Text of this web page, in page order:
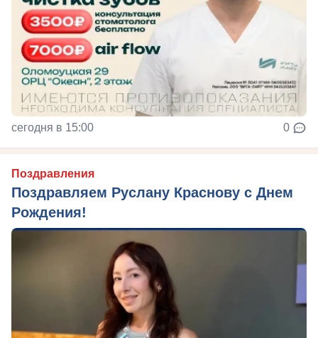
сегодня в 15:00 0
Поздравления
Поздравляем Руслану Краснову с Днем
Рождения!